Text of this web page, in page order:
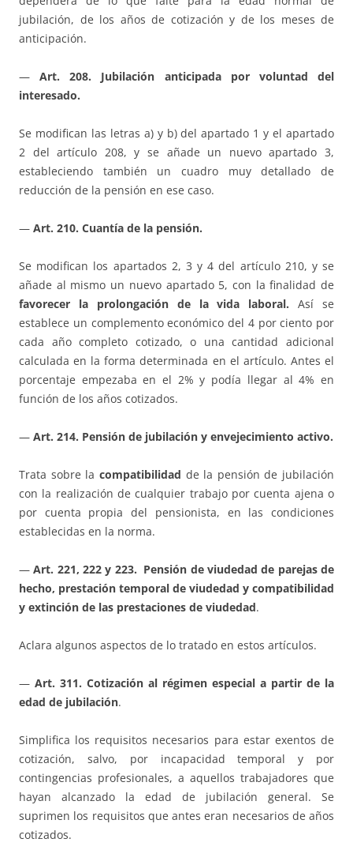
jubilación, de los años de cotización y de los meses de
anticipación.
—Art. 208. Jubilación anticipada por voluntad del
interesado.
Se modifican las letras a) y b) del apartado 1 y el apartado
2 del artículo 208, y se añade un nuevo apartado 3,
estableciendo también un cuadro muy detallado de
reducción de la pensión en ese caso.
— Art. 210. Cuantía de la pensión.
Se modifican los apartados 2, 3 y 4 del artículo 210, y se
añade al mismo un nuevo apartado 5, con la finalidad de
favorecer la prolongación de la vida laboral. Así se
establece un complemento económico del 4 por ciento por
cada año completo cotizado, o una cantidad adicional
calculada en la forma determinada en el artículo. Antes el
porcentaje empezaba en el 2% y podía llegar al 4% en
función de los años cotizados.
— Art. 214. Pensión de jubilación y envejecimiento activo.
Trata sobre la compatibilidad de la pensión de jubilación
con la realización de cualquier trabajo por cuenta ajena o
por cuenta propia del pensionista, en las condiciones
establecidas en la norma.
—Art. 221, 222 y 223. Pensión de viudedad de parejas de
hecho, prestación temporal de viudedad y compatibilidad
y extinción de las prestaciones de viudedad.
Aclara algunos aspectos de lo tratado en estos artículos.
— Art. 311. Cotización al régimen especial a partir de la
edad de jubilación.
Simplifica los requisitos necesarios para estar exentos de
cotización, salvo, por incapacidad temporal y por
contingencias profesionales, a aquellos trabajadores que
hayan alcanzado la edad de jubilación general. Se
suprimen los requisitos que antes eran necesarios de años
cotizados.